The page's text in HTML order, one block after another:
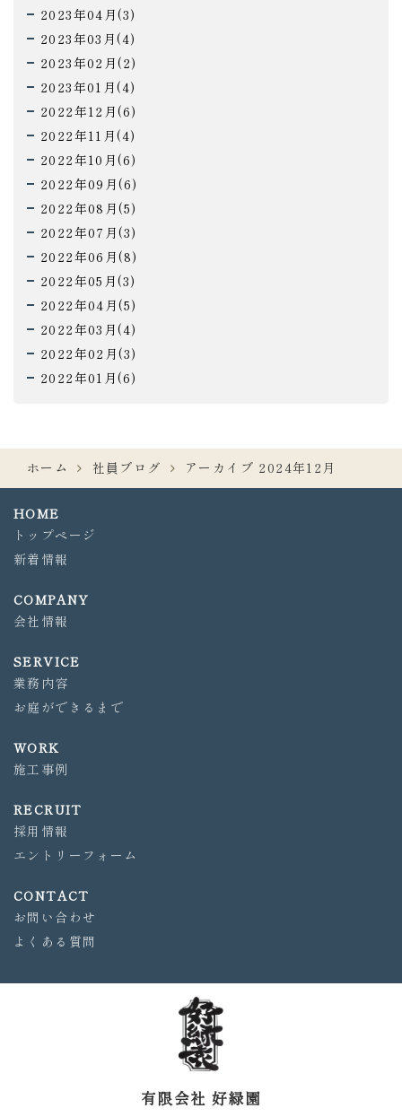
2023年04月(3)
2023年03月(4)
2023年02月(2)
2023年01月(4)
2022年12月(6)
2022年11月(4)
2022年10月(6)
2022年09月(6)
2022年08月(5)
2022年07月(3)
2022年06月(8)
2022年05月(3)
2022年04月(5)
2022年03月(4)
2022年02月(3)
2022年01月(6)
ホーム 社員ブログ アーカイブ 2024年12月
HOME
トップページ
新着情報
COMPANY
会社情報
SERVICE
業務内容
お庭ができるまで
WORK
施工事例
RECRUIT
採用情報
エントリーフォーム
CONTACT
お問い合わせ
よくある質問
有限会社 好緑園